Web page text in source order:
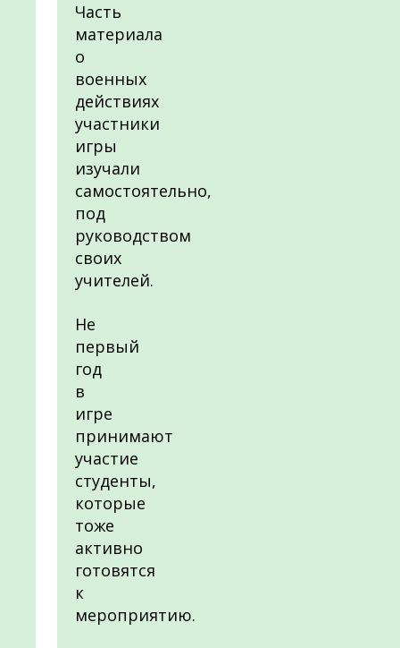
Часть
материала
о
военных
действиях
участники
игры
изучали
самостоятельно,
под
руководством
своих
учителей.
Не
первый
год
в
игре
принимают
участие
студенты,
которые
тоже
активно
готовятся
к
мероприятию.